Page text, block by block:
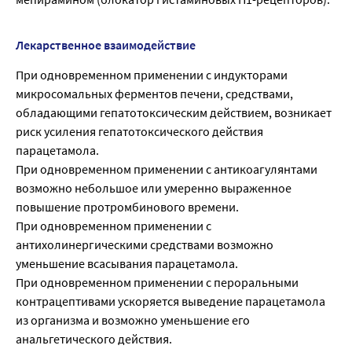
Лекарственное взаимодействие
При одновременном применении с индукторами
микросомальных ферментов печени, средствами,
обладающими гепатотоксическим действием, возникает
риск усиления гепатотоксического действия
парацетамола.
При одновременном применении с антикоагулянтами
возможно небольшое или умеренно выраженное
повышение протромбинового времени.
При одновременном применении с
антихолинергическими средствами возможно
уменьшение всасывания парацетамола.
При одновременном применении с пероральными
контрацептивами ускоряется выведение парацетамола
из организма и возможно уменьшение его
анальгетического действия.